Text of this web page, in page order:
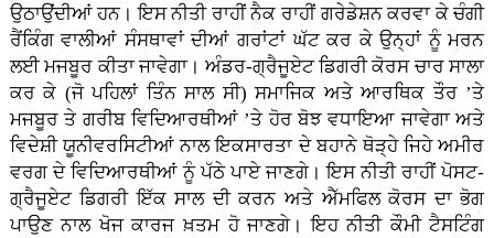
ਉਠਾਉਂਦੀਆਂ ਹਨ। ਇਸ ਨੀਤੀ ਰਾਹੀਂ ਨੈਕ ਰਾਹੀਂ ਗਰੇਡੇਸ਼ਨ ਕਰਵਾ ਕੇ ਚੰਗੀ
ਰੈਂਕਿੰਗ ਵਾਲੀਆਂ ਸੰਸਥਾਵਾਂ ਦੀਆਂ ਗਰਾਂਟਾਂ ਘੱਟ ਕਰ ਕੇ ਉਨ੍ਹਾਂ ਨੂੰ ਮਰਨ
ਲਈ ਮਜਬੂਰ ਕੀਤਾ ਜਾਵੇਗਾ। ਅੰਡਰ-ਗ੍ਰੈਜੂਏਟ ਡਿਗਰੀ ਕੋਰਸ ਚਾਰ ਸਾਲਾ
ਕਰ ਕੇ (ਜੋ ਪਹਿਲਾਂ ਤਿੰਨ ਸਾਲ ਸੀ) ਸਮਾਜਿਕ ਅਤੇ ਆਰਥਿਕ ਤੌਰ ’ਤੇ
ਮਜਬੂਰ ਤੇ ਗਰੀਬ ਵਿਦਿਆਰਥੀਆਂ ’ਤੇ ਹੋਰ ਬੋਝ ਵਧਾਇਆ ਜਾਵੇਗਾ ਅਤੇ
ਵਿਦੇਸ਼ੀ ਯੂਨੀਵਰਸਿਟੀਆਂ ਨਾਲ ਇਕਸਾਰਤਾ ਦੇ ਬਹਾਨੇ ਥੋੜ੍ਹੇ ਜਿਹੇ ਅਮੀਰ
ਵਰਗ ਦੇ ਵਿਦਿਆਰਥੀਆਂ ਨੂੰ ਪੱਠੇ ਪਾਏ ਜਾਣਗੇ। ਇਸ ਨੀਤੀ ਰਾਹੀਂ ਪੋਸਟ-
ਗ੍ਰੈਜੂਏਟ ਡਿਗਰੀ ਇੱਕ ਸਾਲ ਦੀ ਕਰਨ ਅਤੇ ਐੱਮਫਿਲ ਕੋਰਸ ਦਾ ਭੋਗ
ਪਾਉਣ ਨਾਲ ਖੋਜ ਕਾਰਜ ਖ਼ਤਮ ਹੋ ਜਾਣਗੇ। ਇਹ ਨੀਤੀ ਕੌਮੀ ਟੈਸਟਿੰਗ